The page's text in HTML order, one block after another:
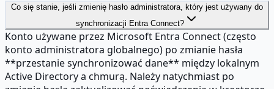
Co się stanie, jeśli zmienię hasło administratora, który jest używany do
synchronizacji Entra Connect?
Konto używane przez Microsoft Entra Connect (często
konto administratora globalnego) po zmianie hasła
**przestanie synchronizować dane** między lokalnym
Active Directory a chmurą. Należy natychmiast po